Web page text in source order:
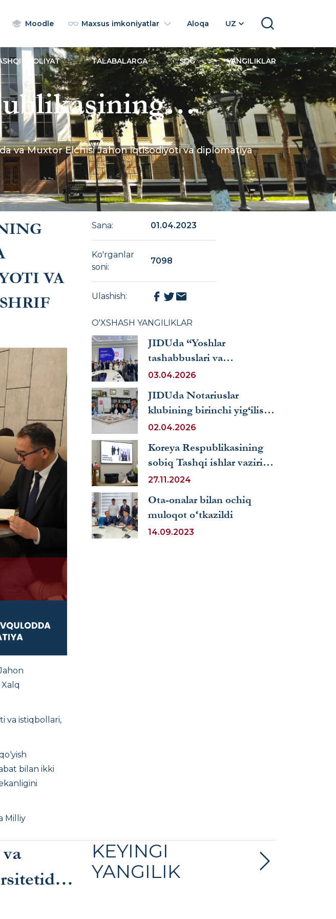
Moodle Maxsus imkoniyatlar Aloqa UZ SEARCH
FAOLIYAT TALABALARGA SDG YANGILIKLAR
va Muxtor
va diplomatiya
va Muxtor Elchisi Jahon iqtisodiyoti va diplomatiya
VA
va istiqbollari,
bilan ikki
Milliy
Sana: 01.04.2023
Ko'rganlar
soni:
7098
Ulashish:
O'XSHASH YANGILIKLAR
JIDUda “Yoshlar
tashabbuslari va
innovatsiyalar klubi”
taqdimot o‘tkazildi
03.04.2026
JIDUda Notariuslar
klubining birinchi yig‘ilishi
o‘tkazildi
02.04.2026
Koreya Respublikasining
sobiq Tashqi ishlar vaziri
JIDUga tashrif buyurdi
27.11.2024
Ota-onalar bilan ochiq
muloqot oʻtkazildi
14.09.2023
KEYINGI
YANGILIK